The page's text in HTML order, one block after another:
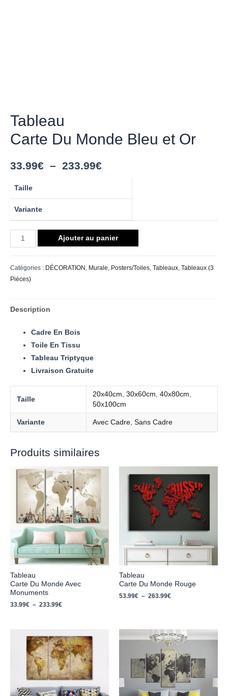
Tableau
Carte Du Monde Bleu et Or
33.99€ – 233.99€
Taille
Variante
Ajouter au panier
Catégories : DÉCORATION , Murale, Posters/Toiles, Tableaux, Tableaux (3
Pièces)
Description
Cadre En Bois
Toile En Tissu
Tableau Triptyque
Livraison Gratuite
Taille
20x40cm ,30x60cm ,40x80cm
50x100cm
Variante Avec Cadre ,Sans Cadre
Produits similaires
Tableau
Carte Du Monde Avec
Monuments
33.99€ – 233.99€
Plage
de
prix :
33.99€
à
233.99€
Tableau
Carte Du Monde Rouge
53.99€ – 263.99€
prix :
53.99€
à
263.99€
de
prix :
33.99€
à
233.99€
Plage
de
prix :
28.99€
à
213.99€